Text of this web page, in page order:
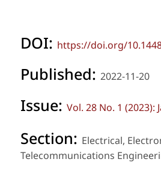
DOI: https://doi.org/
Published: 2022-11-20
Issue: Vol. 28 No. 1 (2023):
Section: Electrical,
Telecommunications